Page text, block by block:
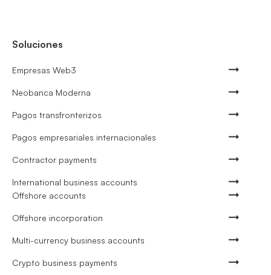
Soluciones
Empresas Web3
Neobanca Moderna
Pagos transfronterizos
Pagos empresariales internacionales
Contractor payments
International business accounts
Offshore accounts
Offshore incorporation
Multi-currency business accounts
Crypto business payments